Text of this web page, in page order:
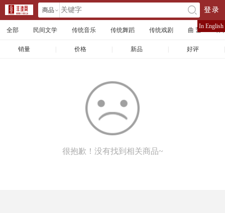
商品 󰄘 登录
全部 民间文学 传统音乐 传统舞蹈 传统戏剧 曲 艺 体
销量 价格 新品 好评
很抱歉！没有找到相关商品~
In English